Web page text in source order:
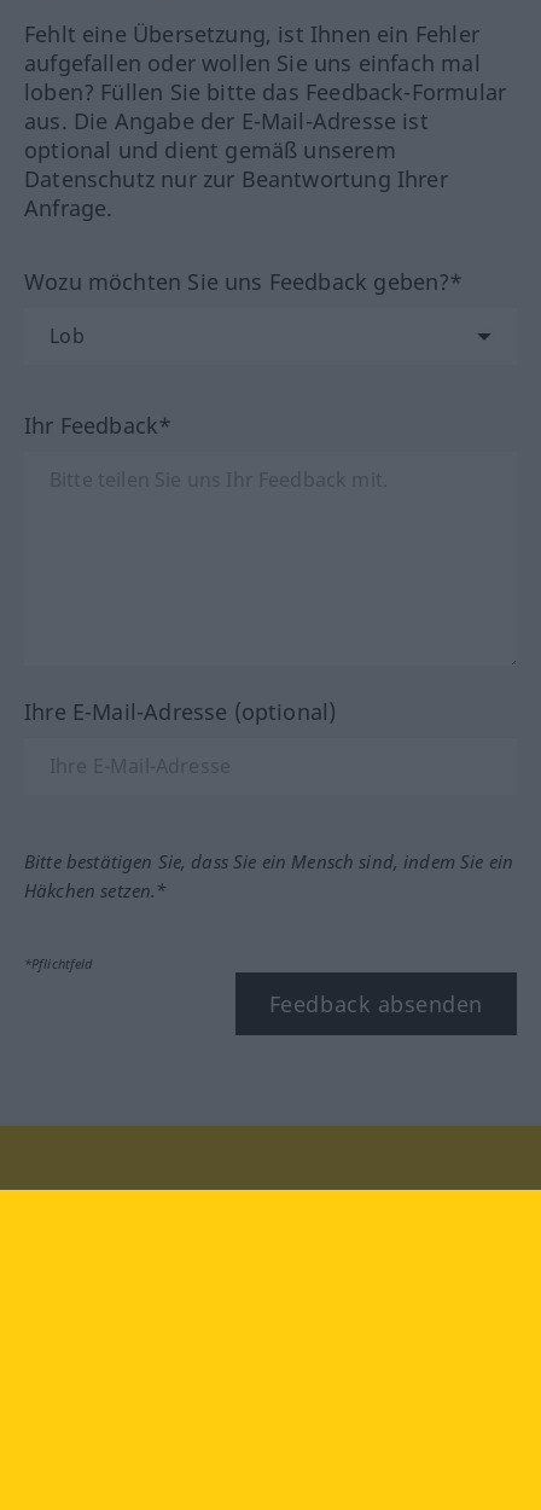
Fehlt eine Übersetzung, ist Ihnen ein Fehler
aufgefallen oder wollen Sie uns einfach mal
loben? Füllen Sie bitte das Feedback-Formular
aus. Die Angabe der E-Mail-Adresse ist
optional und dient gemäß unserem
Datenschutz nur zur Beantwortung Ihrer
Anfrage.
Wozu möchten Sie uns Feedback geben?*
Ihr Feedback*
Ihre E-Mail-Adresse (optional)
Bitte bestätigen Sie, dass Sie ein Mensch sind, indem Sie ein
Häkchen setzen.*
*Pflichtfeld
Feedback absenden
Besuchen Sie uns auf: